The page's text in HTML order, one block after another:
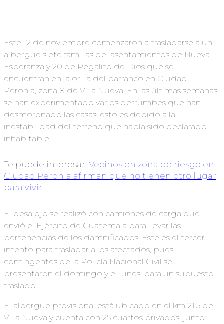
Este 12 de noviembre comenzaron a trasladarse a un
albergue siete familias del asentamientos de Nueva
Esperanza y 20 de Regalito de Dios que se
encuentran en la orilla del barranco en Ciudad
Peronia, zona 8 de Villa Nueva. En las últimas semanas
se han experimentado varios derrumbes que han
desmoronado las casas, esto es debido a la
inestabilidad del terreno que había sido declarado
inhabitable.
Te puede interesar: Vecinos en zona de riesgo en
Ciudad Peronia afirman que no tienen otro lugar
para vivir
El desalojo se realizó con camiones de carga que
envió el Ejército de Guatemala para llevar las
pertenencias de los damnificados. Este es el tercer
intento para trasladar a los afectados, pues
contingentes de la Policía Nacional Civil se
presentaron el domingo y el lunes, para un supuesto
traslado.
El albergue provisional está ubicado en el km 21.5 de
Villa Nueva y cuenta con 25 cuartos privados, junto